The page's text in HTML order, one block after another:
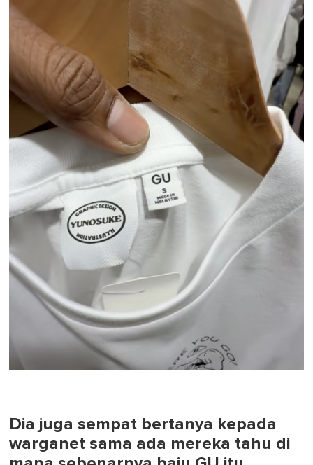
Dia juga sempat bertanya kepada
warganet sama ada mereka tahu di